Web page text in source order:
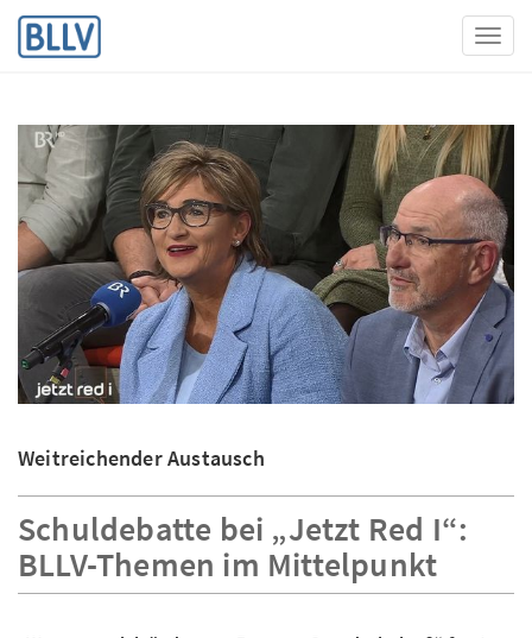
Weitreichender Austausch
Schuldebatte bei „Jetzt Red I“:
BLLV-Themen im Mittelpunkt